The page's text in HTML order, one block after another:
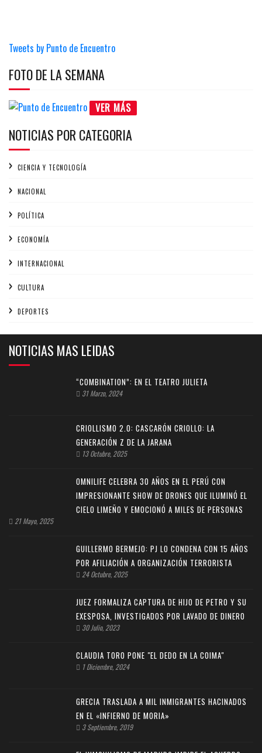
Tweets by Punto de Encuentro
FOTO DE LA SEMANA
VER MÁS
NOTICIAS POR CATEGORIA
CIENCIA Y TECNOLOGÍA
NACIONAL
POLÍTICA
ECONOMÍA
INTERNACIONAL
CULTURA
DEPORTES
NOTICIAS MAS LEIDAS
“COMBINATION”: EN EL TEATRO JULIETA
31 Marzo, 2024
CRIOLLISMO 2.0: CASCARÓN CRIOLLO: LA
GENERACIÓN Z DE LA JARANA
13 Octubre, 2025
OMNILIFE CELEBRA 30 AÑOS EN EL PERÚ CON
IMPRESIONANTE SHOW DE DRONES QUE ILUMINÓ EL
CIELO LIMEÑO Y EMOCIONÓ A MILES DE PERSONAS
21 Mayo, 2025
GUILLERMO BERMEJO: PJ LO CONDENA CON 15 AÑOS
POR AFILIACIÓN A ORGANIZACIÓN TERRORISTA
24 Octubre, 2025
JUEZ FORMALIZA CAPTURA DE HIJO DE PETRO Y SU
EXESPOSA, INVESTIGADOS POR LAVADO DE DINERO
30 Julio, 2023
CLAUDIA TORO PONE "EL DEDO EN LA COIMA"
1 Diciembre, 2024
GRECIA TRASLADA A MIL INMIGRANTES HACINADOS
EN EL «INFIERNO DE MORIA»
3 Septiembre, 2019